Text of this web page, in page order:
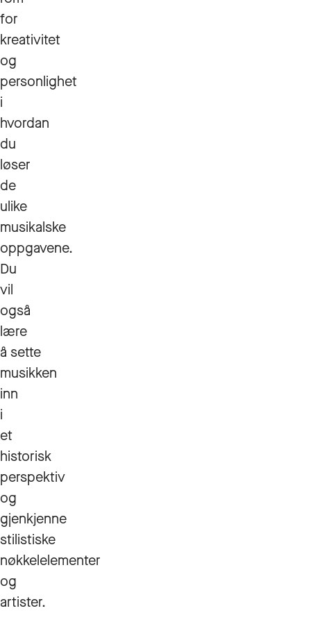
for
kreativitet
og
personlighet
i
hvordan
du
løser
de
ulike
musikalske
oppgavene.
Du
vil
også
lære
å sette
musikken
inn
i
et
historisk
perspektiv
og
gjenkjenne
stilistiske
nøkkelelementer
og
artister.